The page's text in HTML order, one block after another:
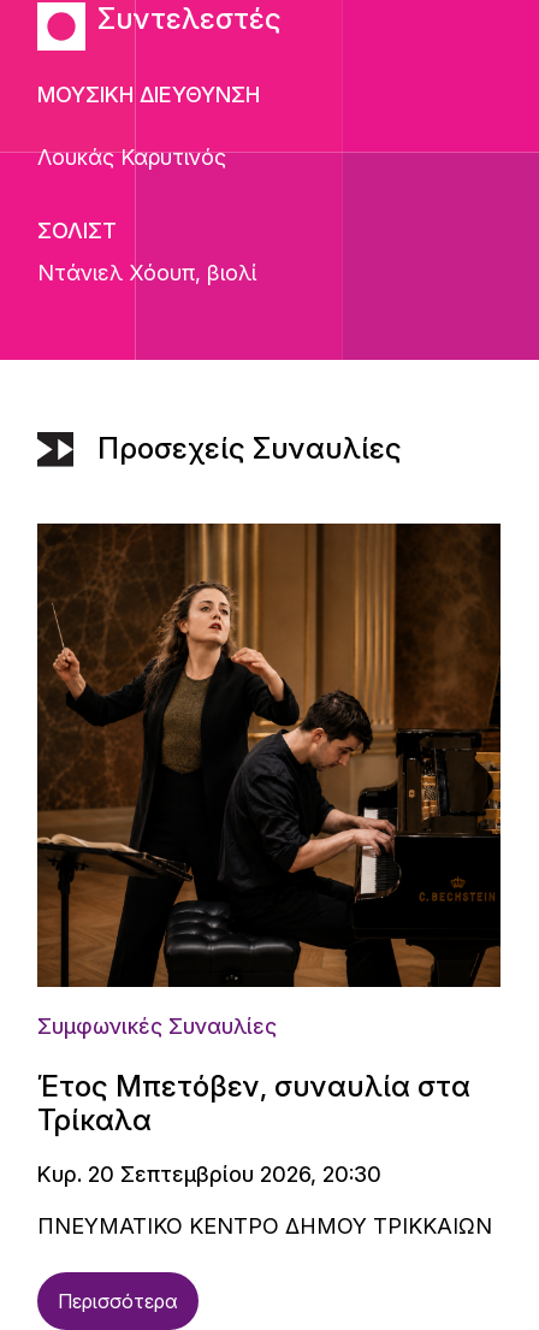
Συντελεστές
ΜΟΥΣΙΚΗ ΔΙΕΥΘΥΝΣΗ
Λουκάς Καρυτινός
ΣΟΛΙΣΤ
Ντάνιελ Χόουπ, βιολί
Προσεχείς Συναυλίες
Συμφωνικές Συναυλίες
Έτος Μπετόβεν, συναυλία στα
Τρίκαλα
Κυρ. 20 Σεπτεμβρίου 2026, 20:30
ΠΝΕΥΜΑΤΙΚΟ ΚΕΝΤΡΟ ΔΗΜΟΥ ΤΡΙΚΚΑΙΩΝ
Περισσότερα